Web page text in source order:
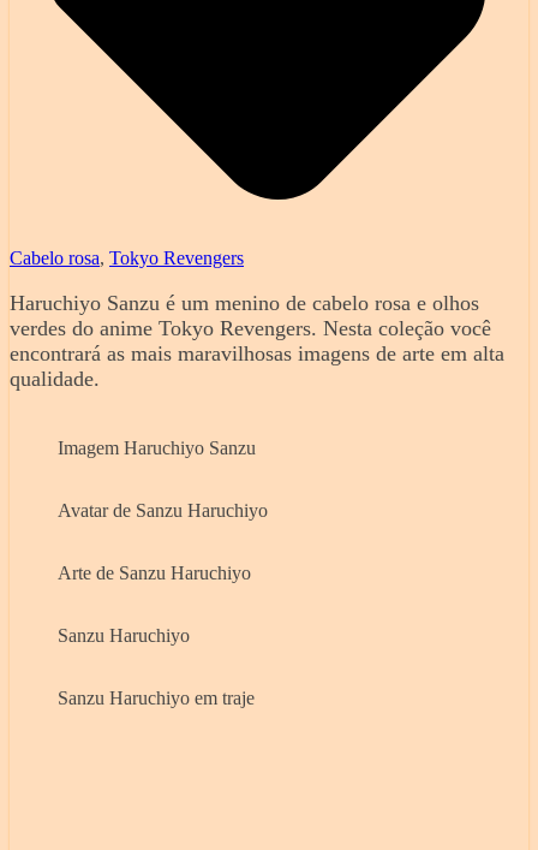
Cabelo rosa, Tokyo Revengers
Haruchiyo Sanzu é um menino de cabelo rosa e olhos
verdes do anime Tokyo Revengers. Nesta coleção você
encontrará as mais maravilhosas imagens de arte em alta
qualidade.
Imagem Haruchiyo Sanzu
Avatar de Sanzu Haruchiyo
Arte de Sanzu Haruchiyo
Sanzu Haruchiyo
Sanzu Haruchiyo em traje